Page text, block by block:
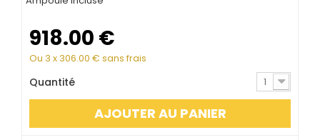
918.00 €
Ou 3 x 306.00 € sans frais
Quantité 1
AJOUTER AU PANIER